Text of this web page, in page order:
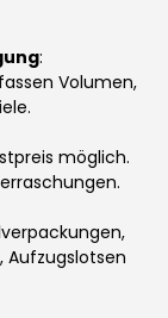
:
Volumen,
möglich.
Aufzugslotsen